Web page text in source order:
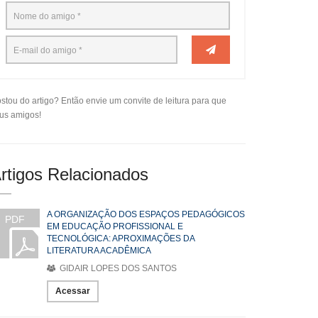
do artigo? Então envie um convite de leitura para que
amigos!
Relacionados
PDF
A ORGANIZAÇÃO DOS ESPAÇOS PEDAGÓGICOS
EM EDUCAÇÃO PROFISSIONAL E
TECNOLÓGICA: APROXIMAÇÕES DA
LITERATURA ACADÊMICA
GIDAIR LOPES DOS SANTOS
Acessar